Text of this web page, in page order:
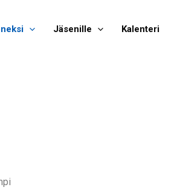
Jäsenille Kalenteri